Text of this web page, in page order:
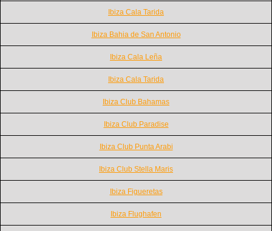
Ibiza Cala Tarida
Ibiza Bahia de San Antonio
Ibiza Cala Leña
Ibiza Cala Tarida
Ibiza Club Bahamas
Ibiza Club Paradise
Ibiza Club Punta Arabi
Ibiza Club Stella Maris
Ibiza Figueretas
Ibiza Flughafen